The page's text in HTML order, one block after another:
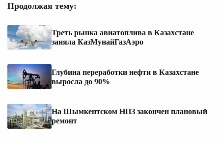
Продолжая тему:
Треть рынка авиатоплива в Казахстане
заняла КазМунайГазАэро
Глубина переработки нефти в Казахстане
выросла до 90%
На Шымкентском НПЗ закончен плановый
ремонт